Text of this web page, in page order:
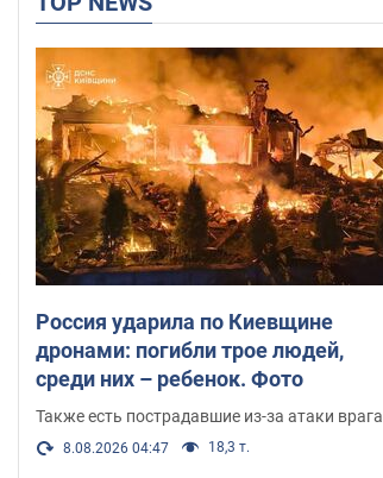
Россия ударила по Киевщине
дронами: погибли трое людей,
среди них – ребенок. Фото
Также есть пострадавшие из-за атаки врага
8.08.2026 04:47 18,3 т.